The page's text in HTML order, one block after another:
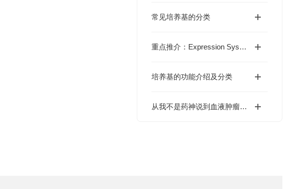
常见培养基的分类
重点推介：Expression Systems昆虫细胞培养基ESF 921 (96-001-01)
培养基的功能介绍及分类
从我不是药神说到血液肿瘤培养基